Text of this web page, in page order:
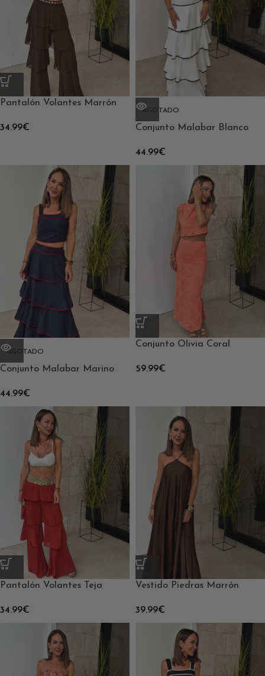
Pantalón Volantes Marrón
34.99€
AGOTADO
Conjunto Malabar Blanco
44.99€
AGOTADO
Conjunto Malabar Marino
44.99€
Conjunto Olivia Coral
59.99€
Pantalón Volantes Teja
34.99€
Vestido Piedras Marrón
39.99€